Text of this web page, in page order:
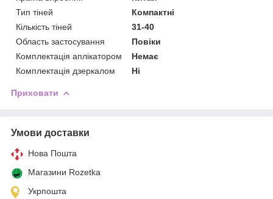
Тип тіней
Компактні
Кількість тіней
31-40
Область застосування
Повіки
Комплектація аплікатором
Немає
Комплектація дзеркалом
Ні
Приховати
Умови доставки
Нова Пошта
Магазини Rozetka
Укрпошта